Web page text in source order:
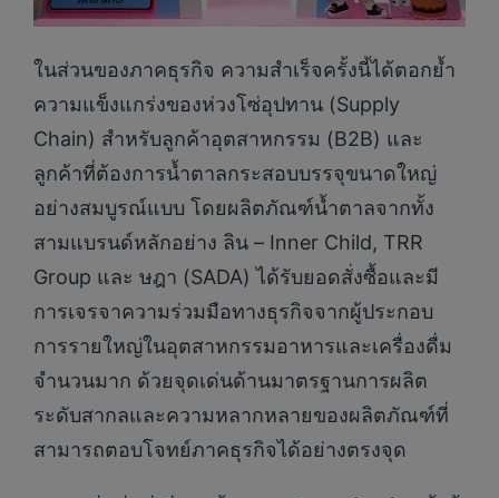
ในส่วนของภาคธุรกิจ ความสำเร็จครั้งนี้ได้ตอกย้ำ
ความแข็งแกร่งของห่วงโซ่อุปทาน (Supply
Chain) สำหรับลูกค้าอุตสาหกรรม (B2B) และ
ลูกค้าที่ต้องการน้ำตาลกระสอบบรรจุขนาดใหญ่
อย่างสมบูรณ์แบบ โดยผลิตภัณฑ์น้ำตาลจากทั้ง
สามแบรนด์หลักอย่าง ลิน – Inner Child, TRR
Group และ ษฎา (SADA) ได้รับยอดสั่งซื้อและมี
การเจรจาความร่วมมือทางธุรกิจจากผู้ประกอบ
การรายใหญ่ในอุตสาหกรรมอาหารและเครื่องดื่ม
จำนวนมาก ด้วยจุดเด่นด้านมาตรฐานการผลิต
ระดับสากลและความหลากหลายของผลิตภัณฑ์ที่
สามารถตอบโจทย์ภาคธุรกิจได้อย่างตรงจุด